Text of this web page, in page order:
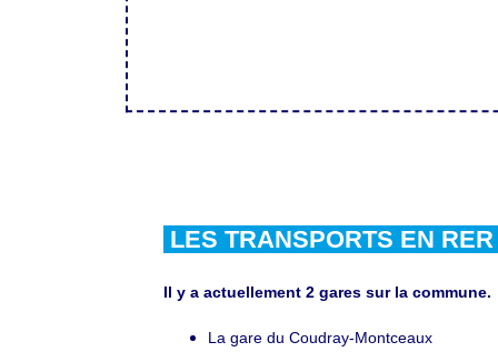
LES TRANSPORTS EN
Il y a actuellement 2 gares sur la commune.
La gare du Coudray-Montceaux